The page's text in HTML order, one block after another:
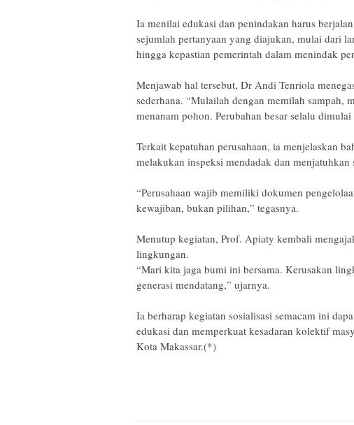
‎Ia menilai edukasi dan penindakan harus
sejumlah pertanyaan yang diajukan, mulai dari
hingga kepastian pemerintah dalam menindak
‎Menjawab hal tersebut, Dr Andi Tenriola
sederhana. “Mulailah dengan memilah sampah,
menanam pohon. Perubahan besar selalu
‎Terkait kepatuhan perusahaan, ia menjelaskan
melakukan inspeksi mendadak dan
‎“Perusahaan wajib memiliki dokumen
kewajiban, bukan pilihan,” tegasnya.
‎Menutup kegiatan, Prof. Apiaty kembali
lingkungan.
‎“Mari kita jaga bumi ini bersama. Kerusakan
generasi mendatang,” ujarnya.
‎Ia berharap kegiatan sosialisasi semacam ini
edukasi dan memperkuat kesadaran kolektif
Kota Makassar.(*)